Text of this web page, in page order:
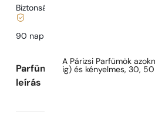
Biztonságos vásárlás és fizetés
90 nap az illat
Parfüm
leírás
A Párizsi Parfümök
ig) és kényelmes, 30,